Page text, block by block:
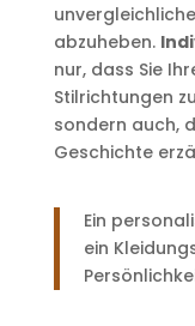
abzuheben.
nur, dass Sie
Stilrichtungen
sondern auch,
Geschichte
Ein
ein